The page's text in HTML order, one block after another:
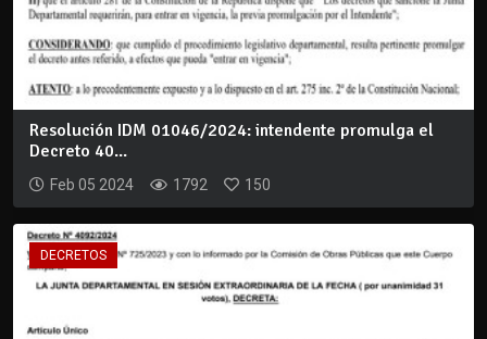
Resolución IDM 01046/2024: intendente promulga el
Decreto 40...
Feb 05 2024 1792 150
DECRETOS